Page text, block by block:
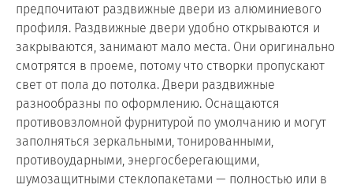
предпочитают раздвижные двери из алюминиевого
профиля. Раздвижные двери удобно открываются и
закрываются, занимают мало места. Они оригинально
смотрятся в проеме, потому что створки пропускают
свет от пола до потолка. Двери раздвижные
разнообразны по оформлению. Оснащаются
противовзломной фурнитурой по умолчанию и могут
заполняться зеркальными, тонированными,
противоударными, энергосберегающими,
шумозащитными стеклопакетами — полностью или в